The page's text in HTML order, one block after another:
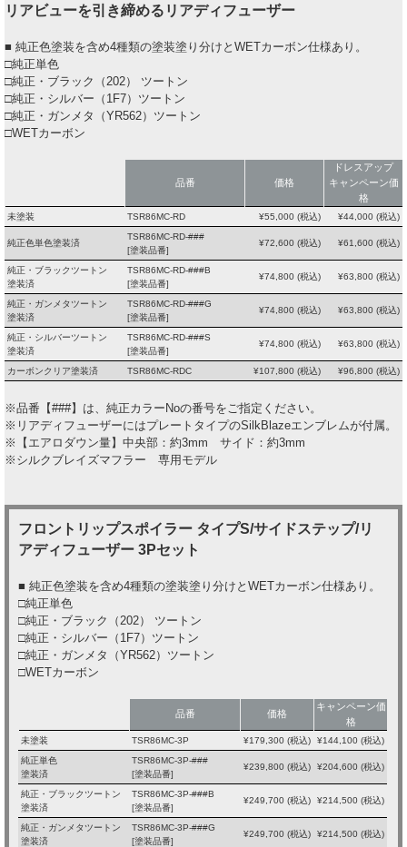
リアビューを引き締めるリアディフューザー
■ 純正色塗装を含め4種類の塗装塗り分けとWETカーボン仕様あり。
□純正単色
□純正・ブラック（202） ツートン
□純正・シルバー（1F7）ツートン
□純正・ガンメタ（YR562）ツートン
□WETカーボン
品番 価格
ドレスアップ
キャンペーン価
格
未塗装 TSR86MC-RD ¥55,000 (税込) ¥44,000 (税込)
純正色単色塗装済
TSR86MC-RD-###
[塗装品番]
¥72,600 (税込) ¥61,600 (税込)
純正・ブラックツートン
塗装済
TSR86MC-RD-###B
[塗装品番]
¥74,800 (税込) ¥63,800 (税込)
純正・ガンメタツートン
塗装済
TSR86MC-RD-###G
[塗装品番]
¥74,800 (税込) ¥63,800 (税込)
純正・シルバーツートン
塗装済
TSR86MC-RD-###S
[塗装品番]
¥74,800 (税込) ¥63,800 (税込)
カーボンクリア塗装済 TSR86MC-RDC ¥107,800 (税込) ¥96,800 (税込)
※品番【###】は、純正カラーNoの番号をご指定ください。
※リアディフューザーにはプレートタイプのSilkBlazeエンブレムが付属。
※【エアロダウン量】中央部：約3mm サイド：約3mm
※シルクブレイズマフラー 専用モデル
フロントリップスポイラー タイプS/サイドステップ/リ
アディフューザー 3Pセット
■ 純正色塗装を含め4種類の塗装塗り分けとWETカーボン仕様あり。
□純正単色
□純正・ブラック（202） ツートン
□純正・シルバー（1F7）ツートン
□純正・ガンメタ（YR562）ツートン
□WETカーボン
品番 価格
キャンペーン価
格
未塗装 TSR86MC-3P ¥179,300 (税込) ¥144,100 (税込)
純正単色
塗装済
TSR86MC-3P-###
[塗装品番]
¥239,800 (税込) ¥204,600 (税込)
純正・ブラックツートン
塗装済
TSR86MC-3P-###B
[塗装品番]
¥249,700 (税込) ¥214,500 (税込)
純正・ガンメタツートン
塗装済
TSR86MC-3P-###G
[塗装品番]
¥249,700 (税込) ¥214,500 (税込)